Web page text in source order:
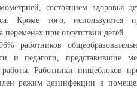
состоянием здоровья
Кроме того,
переменах при отсутствии детей.
работников
и педагоги, представившие
Работники пищеблоков
режим дезинфекции в